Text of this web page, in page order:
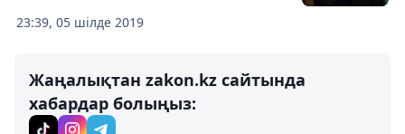
23:39, 05 шілде 2019
Жаңалықтан zakon.kz сайтында
хабардар болыңыз: